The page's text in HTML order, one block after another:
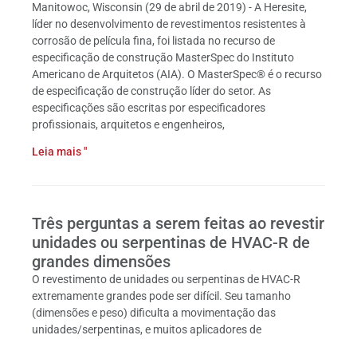
Manitowoc, Wisconsin (29 de abril de 2019) - A Heresite,
líder no desenvolvimento de revestimentos resistentes à
corrosão de película fina, foi listada no recurso de
especificação de construção MasterSpec do Instituto
Americano de Arquitetos (AIA). O MasterSpec® é o recurso
de especificação de construção líder do setor. As
especificações são escritas por especificadores
profissionais, arquitetos e engenheiros,
Leia mais "
Três perguntas a serem feitas ao revestir
unidades ou serpentinas de HVAC-R de
grandes dimensões
O revestimento de unidades ou serpentinas de HVAC-R
extremamente grandes pode ser difícil. Seu tamanho
(dimensões e peso) dificulta a movimentação das
unidades/serpentinas, e muitos aplicadores de